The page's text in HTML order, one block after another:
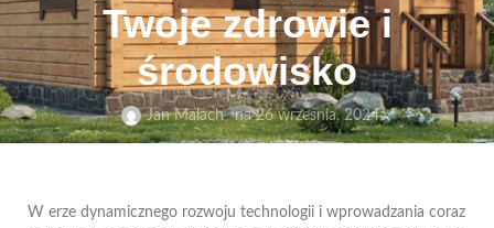
Twoje zdrowie i
środowisko
Jan Malach na 26 września, 2024
W erze dynamicznego rozwoju technologii i wprowadzania coraz